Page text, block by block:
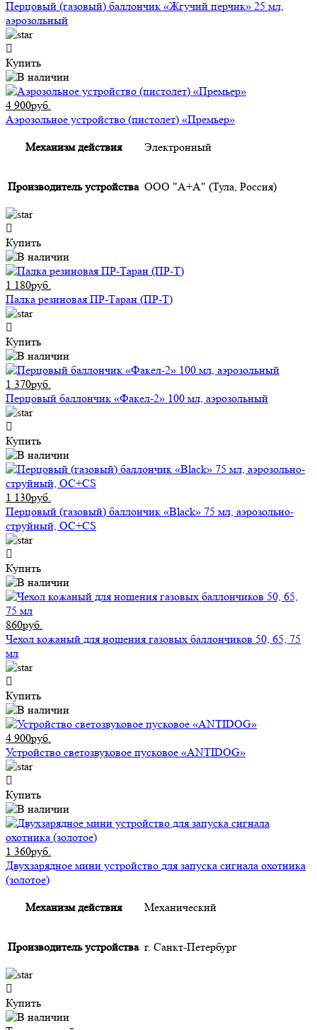
Перцовый (газовый) баллончик «Жгучий перчик» 25 мл,
аэрозольный
Купить
4 900руб.
Аэрозольное устройство (пистолет) «Премьер»
Механизм действия Электронный
Производитель устройства ООО "А+А" (Тула, Россия)
Купить
1 180руб.
Палка резиновая ПР-Таран (ПР-Т)
Купить
1 370руб.
Перцовый баллончик «Факел-2» 100 мл, аэрозольный
Купить
1 130руб.
Перцовый (газовый) баллончик «Black» 75 мл, аэрозольно-
струйный, ОC+CS
Купить
860руб.
Чехол кожаный для ношения газовых баллончиков 50, 65, 75
мл
Купить
4 900руб.
Устройство светозвуковое пусковое «ANTIDOG»
Купить
1 360руб.
Двухзарядное мини устройство для запуска сигнала охотника
(золотое)
Механизм действия Механический
Производитель устройства г. Санкт-Петербург
Купить